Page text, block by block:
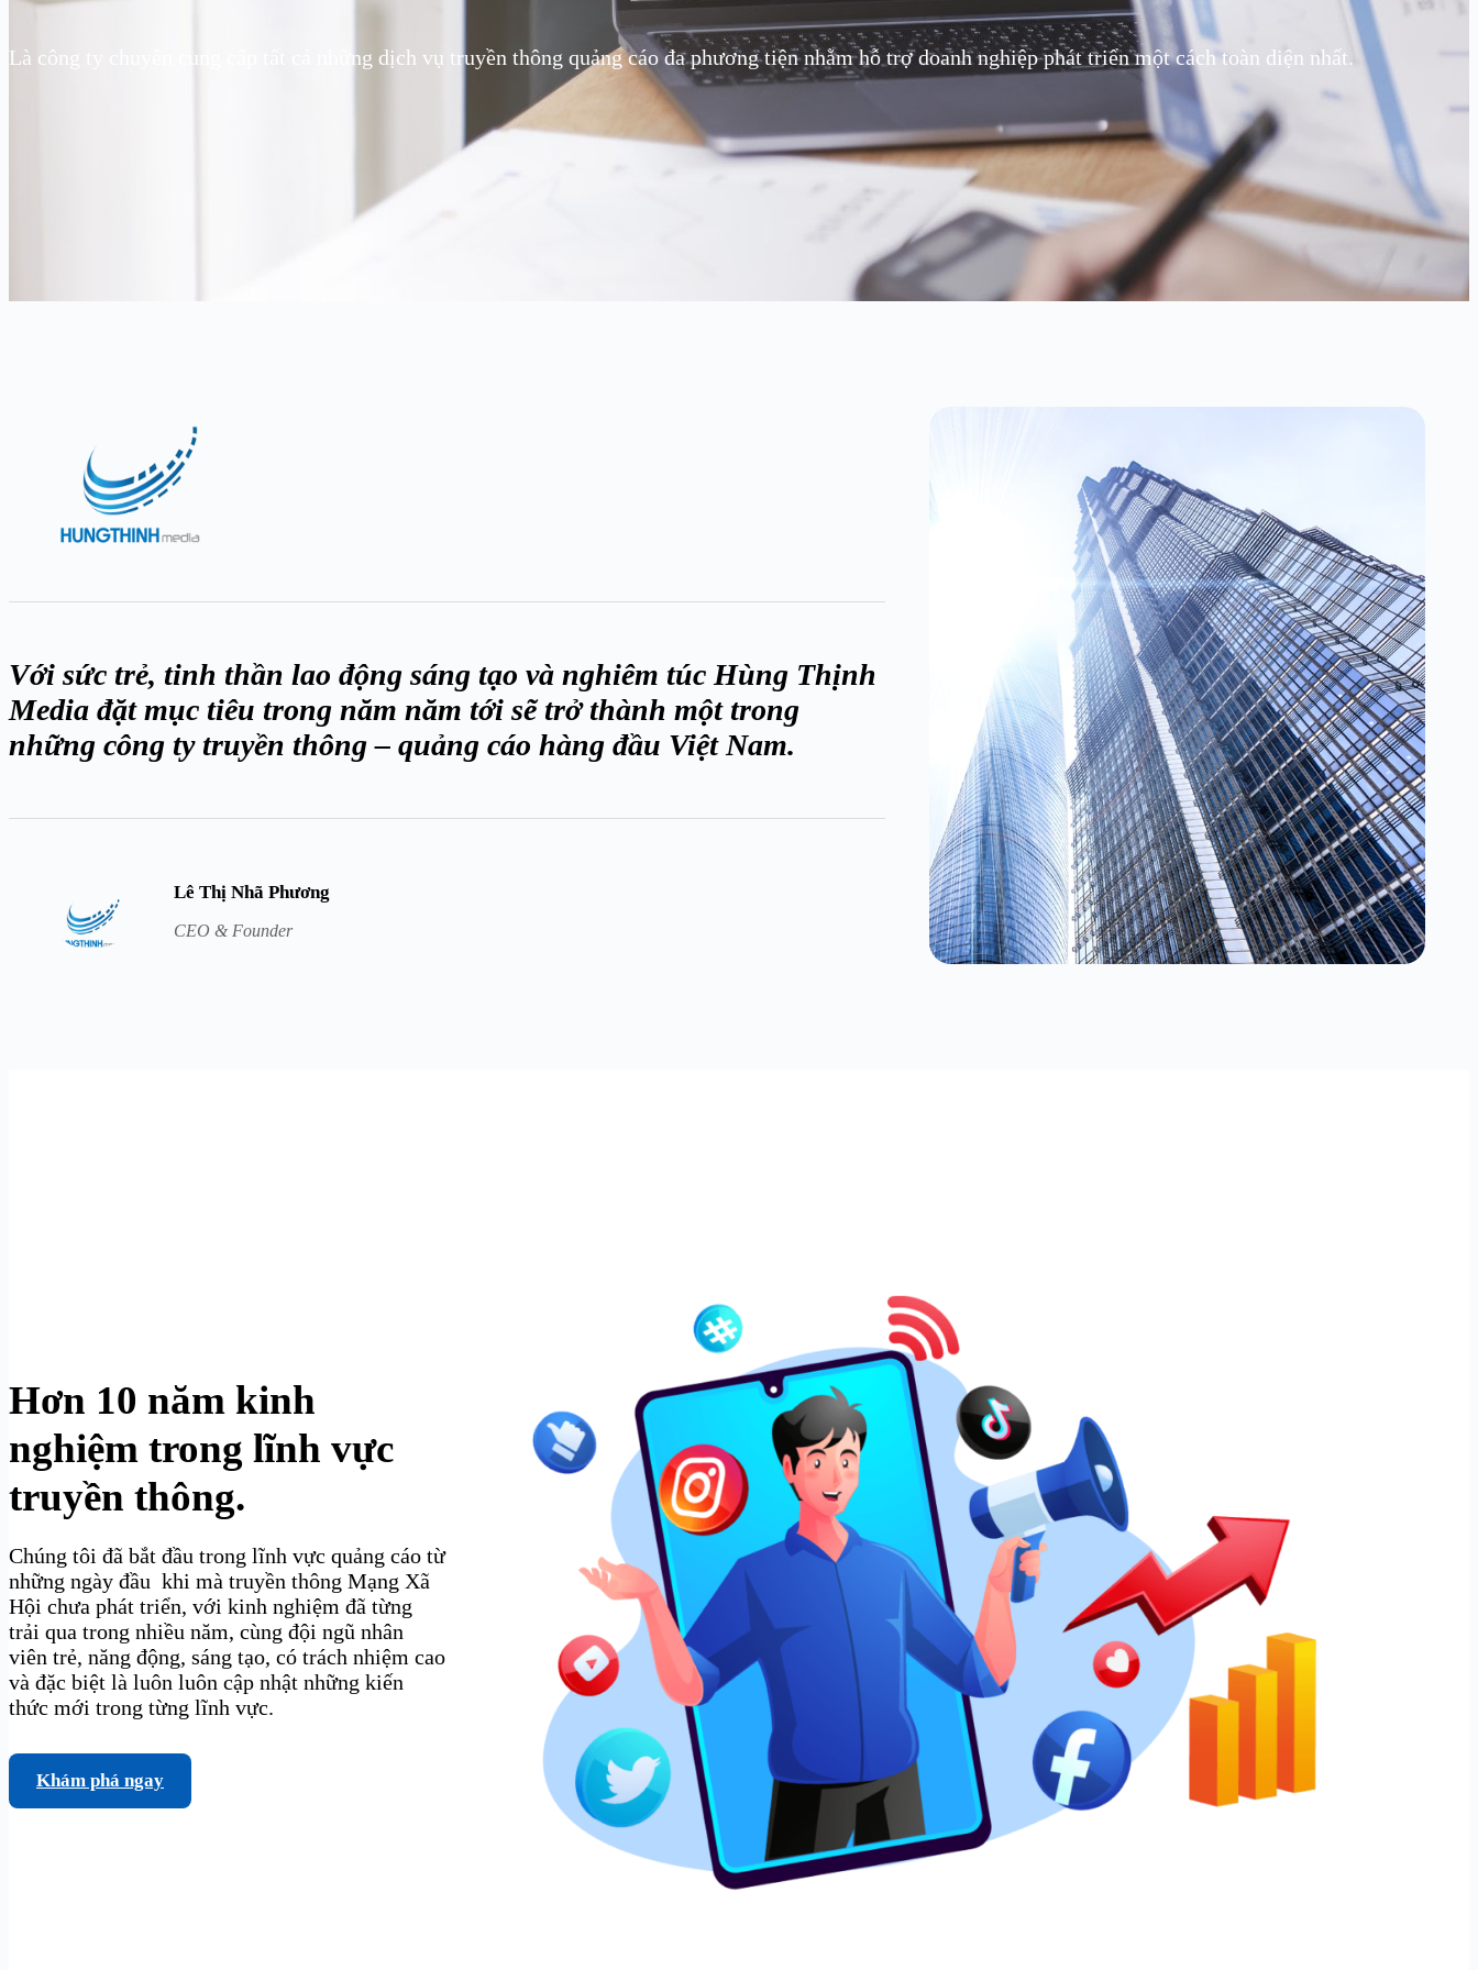
Là công ty chuyên cung cấp tất cả những dịch vụ truyền thông quảng cáo đa phương tiện nhằm hỗ trợ doanh nghiệp phát triển một cách toàn diện nhất.
Với sức trẻ, tinh thần lao động sáng tạo và nghiêm túc Hùng Thịnh
Media đặt mục tiêu trong năm năm tới sẽ trở thành một trong
những công ty truyền thông – quảng cáo hàng đầu Việt Nam.
Lê Thị Nhã Phương
CEO & Founder
Hơn 10 năm kinh
nghiệm trong lĩnh vực
truyền thông.
Chúng tôi đã bắt đầu trong lĩnh vực quảng cáo từ
những ngày đầu khi mà truyền thông Mạng Xã
Hội chưa phát triển, với kinh nghiệm đã từng
trải qua trong nhiều năm, cùng đội ngũ nhân
viên trẻ, năng động, sáng tạo, có trách nhiệm cao
và đặc biệt là luôn luôn cập nhật những kiến
thức mới trong từng lĩnh vực.
Khám phá ngay